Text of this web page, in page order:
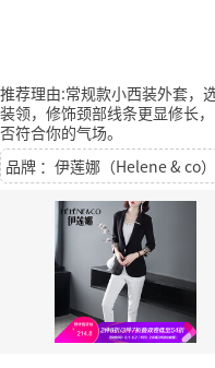
推荐理由:常规款小西装外套，
装领，修饰颈部线条更显修长
否符合你的气场。
品牌 ：伊莲娜（Helene & co）